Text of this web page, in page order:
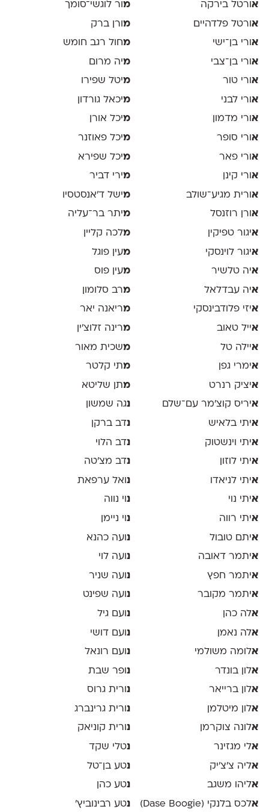
אורטל בירקה
אורטל פלדהיים
אורי בן־ישי
אורי בן־צבי
אורי טור
אורי לבני
אורי מדמון
אורי סופר
אורי פאר
אורי קינן
אורית מגיע־שולב
אורן רוזנסל
איגור טפיקין
איגור לוינסקי
איה טלשיר
איה עבדלאל
איזי פלודבינסקי
אייל טאוב
איילה טל
אימרי גפן
איציק רנרט
איריס קוצ׳מר עם־שלם
איתי בלאיש
איתי וינשטוק
איתי לוזון
איתי לניאדו
איתי נוי
איתי רווה
איתם טובול
איתמר דאובה
איתמר חפץ
איתמר מקובר
אלה כהן
אלה נאמן
אלומה משולמי
אלון בונדר
אלון ברייאר
אלון מיטלמן
אלונה צוקרמן
אלי מגזינר
אליה צ׳צ׳יק
אליהו משגב
אלכס בלנקי (Dase Boogie)
מ ור לוגשי־סומך
מורן ברק
מחול רגב חומש
מיה מרום
מיטל שפירו
מיכאל גורדון
מיכל אורן
מיכל פאוזנר
מיכל שפירא
מירי דביר
מישל ד׳אנסטסיו
מיתר בר־עליה
מלכה קליין
מעין פוגל
מעין פוס
מרב סלומון
מריאנה יאר
מרינה זלוצ׳ין
משכית מאור
מתי קלטר
מתן שליטא
נגה שמשון
נדב ברקן
נדב הלוי
נדב מצ׳טה
נ ואל ערפאת
נוי נווה
נ וי ניימן
נועה כהנא
נ ועה לוי
נ ועה שניר
נועה שפינט
נ ועם גיל
נועם דושי
נ ועם רונאל
נ ופר שבת
נורית גרוס
נ ורית גרינברג
נורית קוניאק
נטלי שקד
נטע בן־טל
נטע כהן
נטע רבינוביץ׳